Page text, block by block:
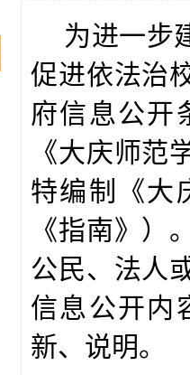
为进一步
促进依法治
府信息公开
《大庆师范
特编制《大
《指南》）
公民、法人
信息公开内
新、说明。